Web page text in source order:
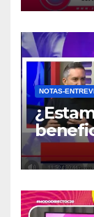
NOTAS-